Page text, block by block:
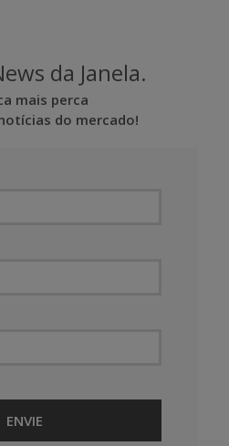
da Janela.
mais perca
do mercado!